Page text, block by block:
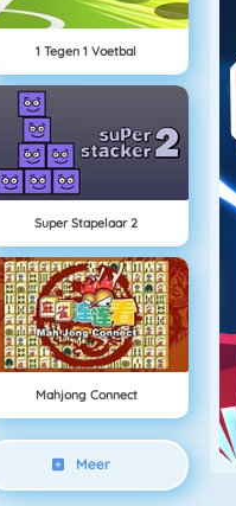
1 Tegen 1 Voetbal
Super Stapelaar 2
Mahjong Connect
Meer